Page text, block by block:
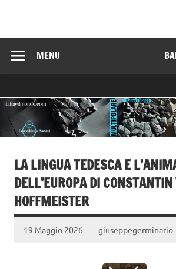
MENU
LA LINGUA TEDESCA E
DELL’EUROPA DI CONSTANTIN
HOFFMEISTER
19 Maggio 2026 giuseppegerminario